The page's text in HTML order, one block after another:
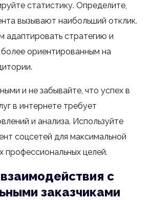
статистику. Определите,
вызывают наибольший отклик.
адаптировать стратегию и
более ориентированным на
и не забывайте, что успех в
в интернете требует
и анализа. Используйте
соцсетей для максимальной
профессиональных целей.
с
заказчиками